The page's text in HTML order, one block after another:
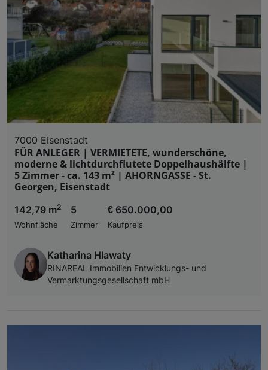
7000 Eisenstadt
FÜR ANLEGER | VERMIETETE, wunderschöne,
moderne & lichtdurchflutete Doppelhaushälfte |
5 Zimmer - ca. 143 m² | AHORNGASSE - St.
Georgen, Eisenstadt
142,79 m2
Wohnfläche
5
Zimmer
€ 650.000,00
Kaufpreis
Katharina Hlawaty
RINAREAL Immobilien Entwicklungs- und
Vermarktungsgesellschaft mbH